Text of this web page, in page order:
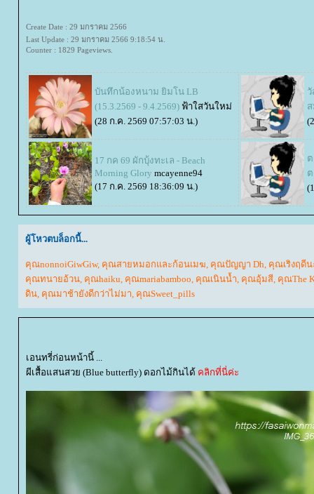
Create Date : 29 มกราคม 2566
Last Update : 29 มกราคม 2566 9:18:54 น.
Counter : 1829 Pageviews.
บันทึกน้องหนาม ยิมโน LB
(15.3.2569 - 9.4.2569) ฟ้าใสวันใหม่
(28 ก.ค. 2569 07:57:03 น.)
17 กค 69 ผักบุ้งทะเล - Beach
Morning Glory mcayenne94
(17 ก.ค. 2569 18:36:09 น.)
ผู้โหวตบล็อกนี้...
คุณnonnoiGiwGiw, คุณสายหมอกและก้อนเมฆ คุณปัญญา Dh คุณเริงฤดีน
คุณทนายอ้วน คุณhaiku คุณmariabamboo คุณเนินน้ำ คุณอุ้มสี คุณThe
ดิน คุณมาช้ายังดีกว่าไม่มา คุณSweet_pills
เอนทรี่ก่อนหน้านี้ ...
ผีเสื้อแสนสวย (Blue butterfly) ดอกไม้กินได้ คลิกที่นี่ค่ะ